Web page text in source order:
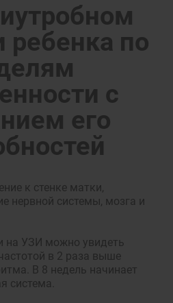
ребенка по
с
его
к стенке матки,
нервной системы, мозга и
на УЗИ можно увидеть
в 2 раза выше
В 8 недель начинает
система.